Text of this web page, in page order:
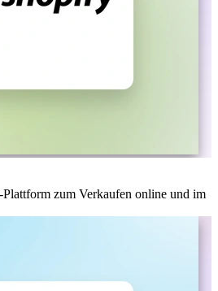
zum Verkaufen online und im